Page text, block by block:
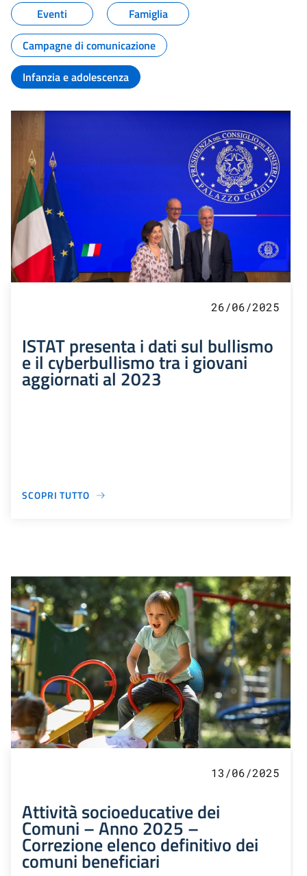
Eventi
Famiglia
Campagne di comunicazione
Infanzia e adolescenza
26/06/2025
ISTAT presenta i dati sul bullismo
e il cyberbullismo tra i giovani
aggiornati al 2023
SCOPRI TUTTO
13/06/2025
Attività socioeducative dei
Comuni – Anno 2025 –
Correzione elenco definitivo dei
comuni beneficiari